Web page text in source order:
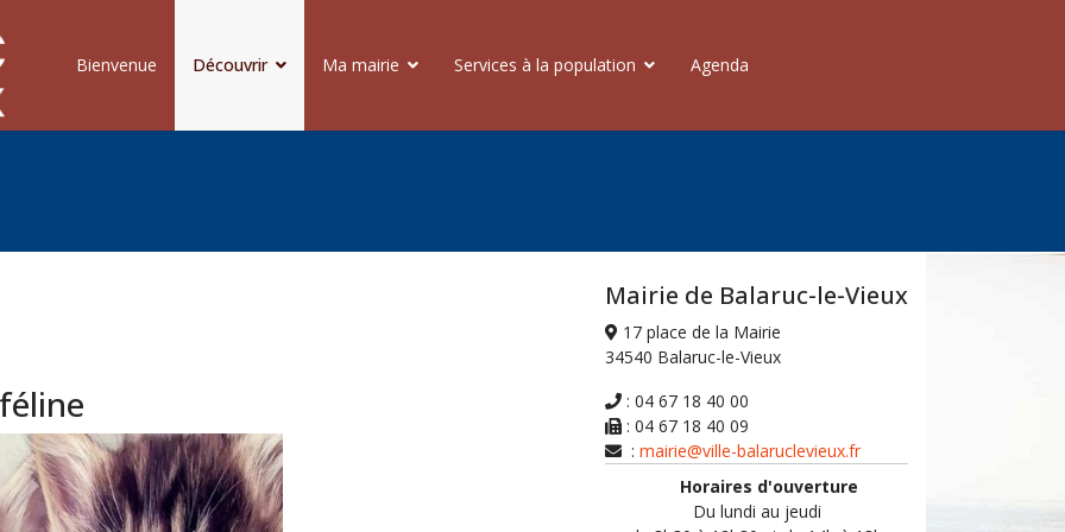
Bienvenue Découvrir Ma mairie Services à la population Agenda
Mairie de Balaruc-le-Vieux
17 place de la Mairie
34540 Balaruc-le-Vieux
: 04 67 18 40 00
: 04 67 18 40 09
: mairie@ville-balaruclevieux.fr
Horaires d'ouverture
Du lundi au jeudi